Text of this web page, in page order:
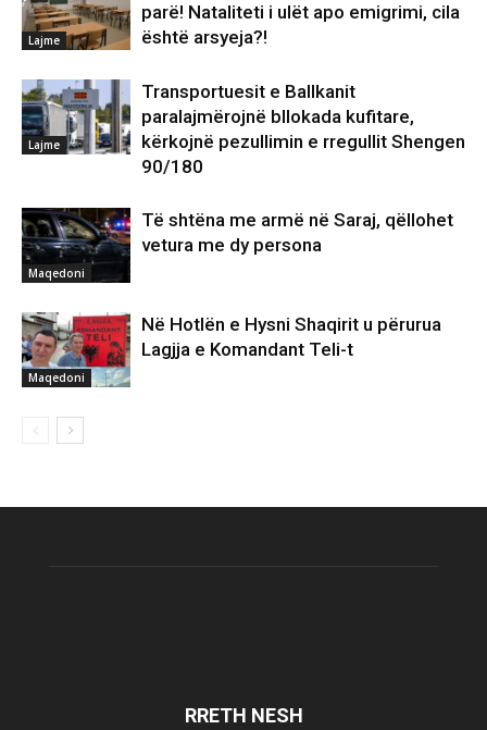
Lajme
parë! Nataliteti i ulët apo emigrimi, cila
është arsyeja?!
Lajme
Transportuesit e Ballkanit
paralajmërojnë bllokada kufitare,
kërkojnë pezullimin e rregullit Shengen
90/180
Maqedoni
Të shtëna me armë në Saraj, qëllohet
vetura me dy persona
Maqedoni
Në Hotlën e Hysni Shaqirit u përurua
Lagjja e Komandant Teli-t
RRETH NESH